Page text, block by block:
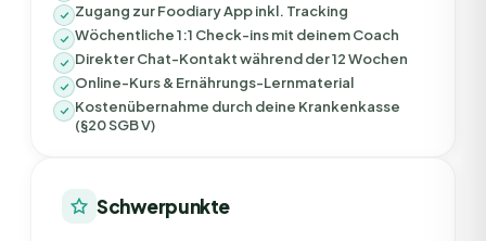
Zugang zur Foodiary App inkl. Tracking
Wöchentliche 1:1 Check-ins mit deinem Coach
Direkter Chat-Kontakt während der 12 Wochen
Online-Kurs & Ernährungs-Lernmaterial
Kostenübernahme durch deine Krankenkasse
(§20 SGB V)
Schwerpunkte